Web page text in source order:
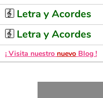
Letra y Acordes
Letra y Acordes
¡ Visita nuestro nuevo Blog !